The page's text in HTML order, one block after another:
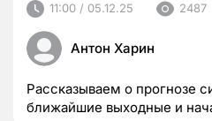
11:00 / 05.12.25 2487
Антон Харин
Рассказываем о прогнозе
ближайшие выходные и